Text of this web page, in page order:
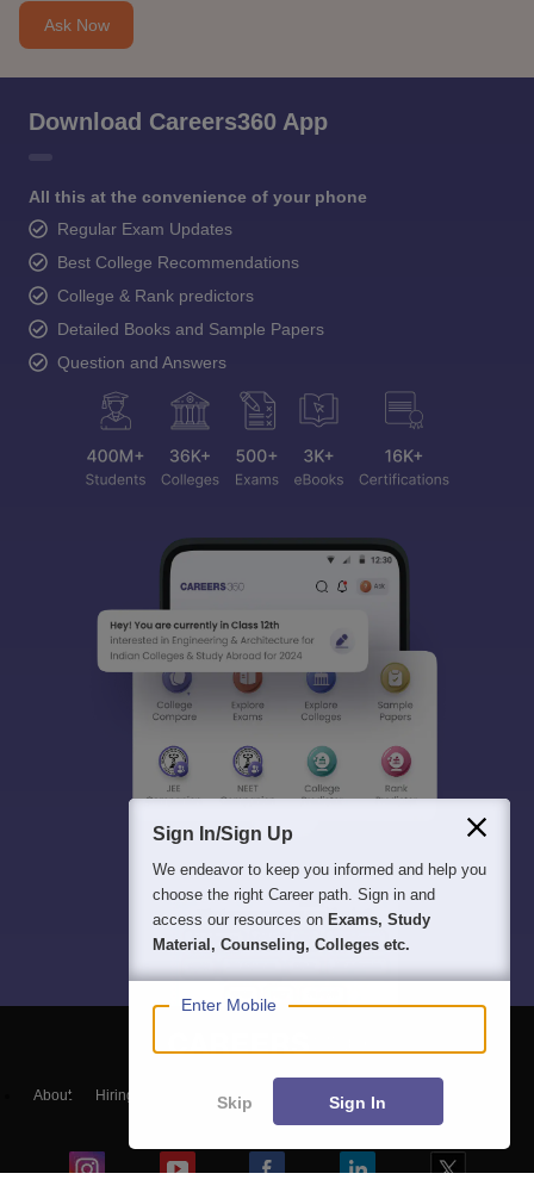
Ask Now
Download Careers360 App
All this at the convenience of your phone
Regular Exam Updates
Best College Recommendations
College & Rank predictors
Detailed Books and Sample Papers
Question and Answers
About Hiring Magazine हिंदी न्यूज़
Sign In/Sign Up
We endeavor to keep you informed and help you
choose the right Career path. Sign in and
access our resources on Exams, Study
Material, Counseling, Colleges etc.
Enter Mobile
Skip Sign In